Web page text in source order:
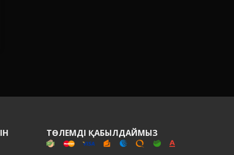
ТӨЛЕМДІ ҚАБЫЛДАЙМЫЗ